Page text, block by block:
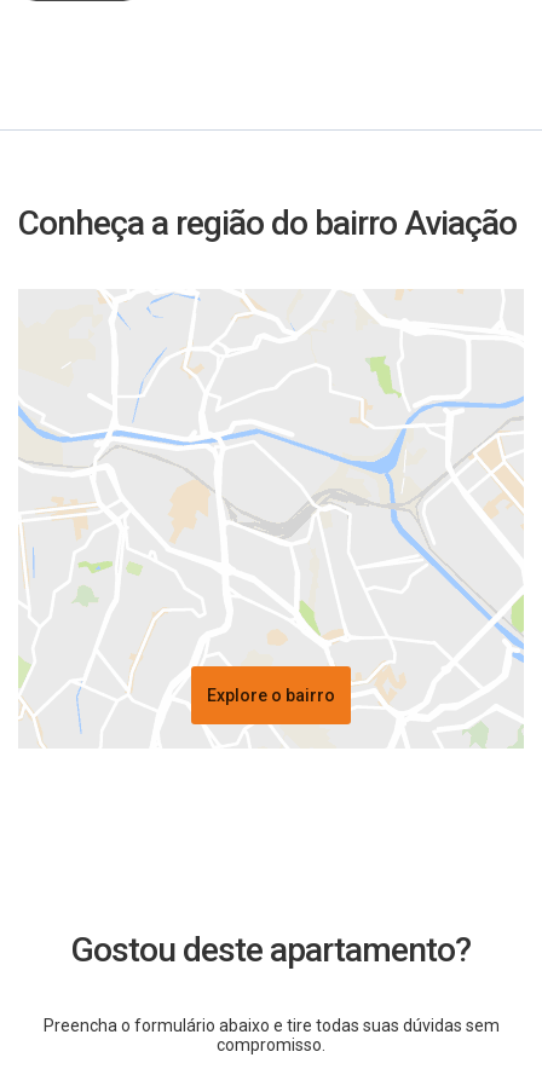
Conheça a região do bairro Aviação
Explore o bairro
Gostou deste apartamento?
Preencha o formulário abaixo e tire todas suas dúvidas sem
compromisso.